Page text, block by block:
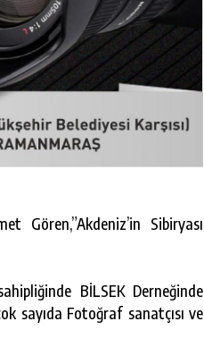
Gören,”Akdeniz’in Sibiryası
BİLSEK Derneğinde
sayıda Fotoğraf sanatçısı ve